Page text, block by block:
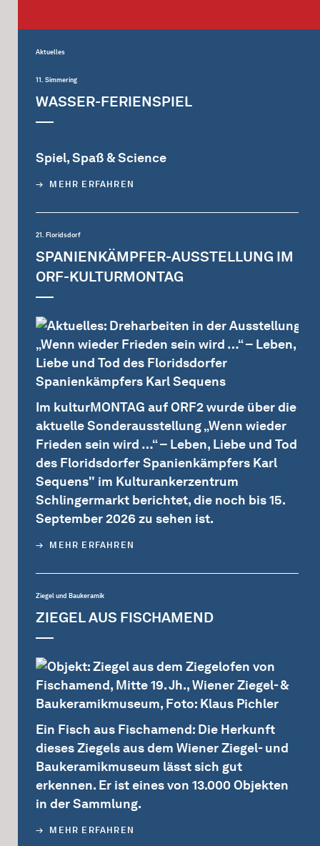
Aktuelles
11. Simmering
WASSER-FERIENSPIEL
Spiel, Spaß & Science
MEHR ERFAHREN
21. Floridsdorf
SPANIENKÄMPFER-AUSSTELLUNG IM
ORF-KULTURMONTAG
Im kulturMONTAG auf ORF2 wurde über die
aktuelle Sonderausstellung „Wenn wieder
Frieden sein wird …“ – Leben, Liebe und Tod
des Floridsdorfer Spanienkämpfers Karl
Sequens" im Kulturankerzentrum
Schlingermarkt berichtet, die noch bis 15.
September 2026 zu sehen ist.
MEHR ERFAHREN
Ziegel und Baukeramik
ZIEGEL AUS FISCHAMEND
Ein Fisch aus Fischamend: Die Herkunft
dieses Ziegels aus dem Wiener Ziegel- und
Baukeramikmuseum lässt sich gut
erkennen. Er ist eines von 13.000 Objekten
in der Sammlung.
MEHR ERFAHREN